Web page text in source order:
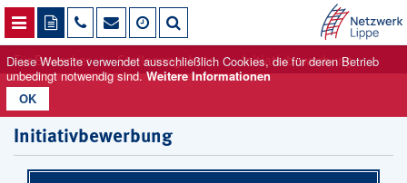
OK
Diese Website verwendet ausschließlich Cookies, die für deren Betrieb
unbedingt notwendig sind.Weitere Informationen
NAVIGATION ÖFFNEN
Für Bewerber Stellenangebote Initiativbewerbung
Initiativbewerbung